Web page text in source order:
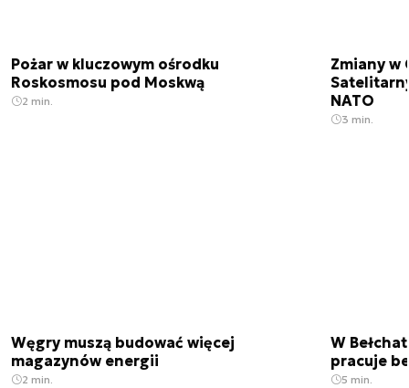
Pożar w kluczowym ośrodku
Roskosmosu pod Moskwą
2 min.
Zmiany w
NATO
3 min.
Węgry muszą budować więcej
magazynów energii
2 min.
W
pracuje
5 min.